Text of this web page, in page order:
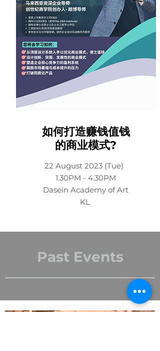
如何打造赚钱值钱
的商业模式?
22 August 2023 (Tue)
1.30PM - 4.30PM
Dasein Academy of Art
KL
Past Events